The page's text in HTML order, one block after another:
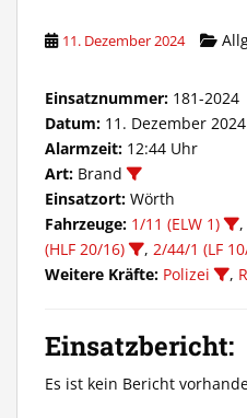
11. Dezember 2024
Einsatznummer: 181-2024
Datum: 11. Dezember 2024
Alarmzeit: 12:44 Uhr
Art: Brand
Einsatzort: Wörth
Fahrzeuge: 1/11 (ELW 1) ,
(HLF 20/16)
, 2/44/1 (LF
Weitere Kräfte: Polizei ,
Einsatzbericht:
Es ist kein Bericht